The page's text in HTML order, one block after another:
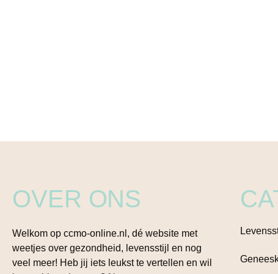
OVER ONS
Welkom op ccmo-online.nl, dé website met
weetjes over gezondheid, levensstijl en nog
veel meer! Heb jij iets leukst te vertellen en wil